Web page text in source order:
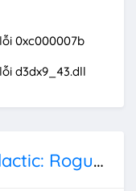
0xc000007b
d3dx9_43.dll
Rogue Core